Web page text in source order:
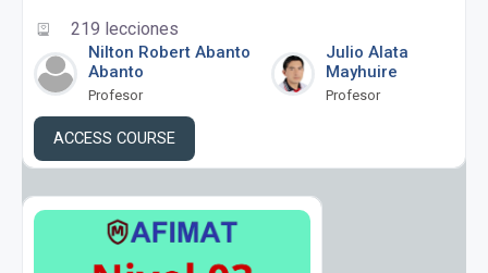
219 lecciones
Nilton Robert Abanto
Abanto
Profesor
Julio Alata
Mayhuire
Profesor
ACCESS COURSE